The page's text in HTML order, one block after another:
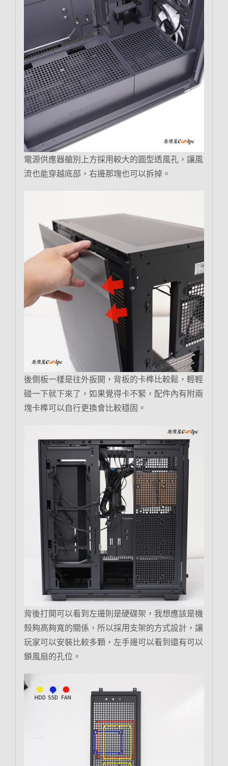
電源供應器艙別上方採用較大的圓型透風孔，讓風
流也能穿越底部，右邊那塊也可以拆掉。
後側板一樣是往外扳開，背板的卡榫比較鬆，輕輕
碰一下就下來了，如果覺得卡不緊，配件內有附兩
塊卡榫可以自行更換會比較穩固。
背後打開可以看到左邊則是硬碟架，我想應該是機
殼夠高夠寬的關係，所以採用支架的方式設計，讓
玩家可以安裝比較多顆，左手邊可以看到還有可以
鎖風扇的孔位。